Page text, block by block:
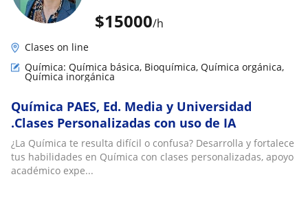
$15000/h
Clases on line
Química: Química básica, Bioquímica, Química orgánica,
Química inorgánica
Química PAES, Ed. Media y Universidad
.Clases Personalizadas con uso de IA
¿La Química te resulta difícil o confusa? Desarrolla y fortalece
tus habilidades en Química con clases personalizadas, apoyo
académico expe...